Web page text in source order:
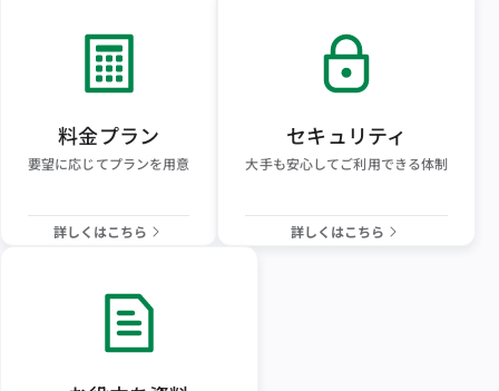
料金プラン
要望に応じてプランを用意
詳しくはこちら
セキュリティ
大手も安心してご利用できる体制
詳しくはこちら